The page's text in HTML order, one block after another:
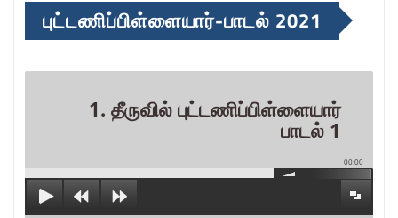
புட்டணிப்பிள்ளையார்-பாடல் 2021
1. தீருவில் புட்டணிப்பிள்ளையார்
பாடல் 1
00:00